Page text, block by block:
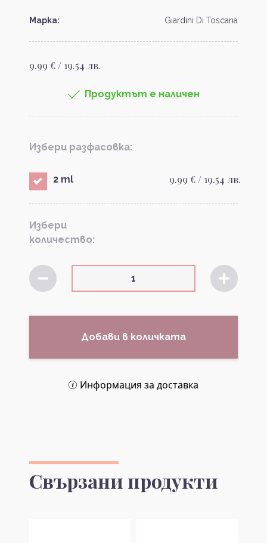
Марка: Giardini Di Toscana
9.99 € / 19.54 лв.
Продуктът е наличен
Избери разфасовка:
2 ml 9.99 € / 19.54 лв.
Избери
количество:
Добави в количката
Информация за доставка
Свързани продукти